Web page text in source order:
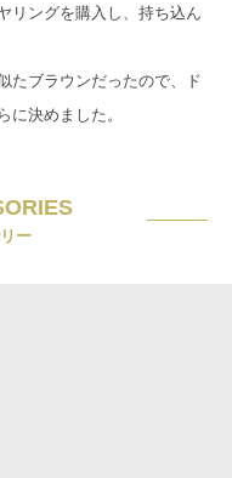
リングを購入し、持ち込ん
たブラウンだったので、ド
決めました。
ー